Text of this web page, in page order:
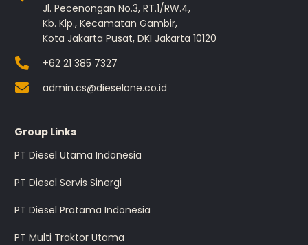
Jl. Pecenongan No.3, RT.1/RW.4,
Kb. Klp., Kecamatan Gambir,
Kota Jakarta Pusat, DKI Jakarta 10120
+62 21 385 7327
admin.cs@dieselone.co.id
Group Links
PT Diesel Utama Indonesia
PT Diesel Servis Sinergi
PT Diesel Pratama Indonesia
PT Multi Traktor Utama